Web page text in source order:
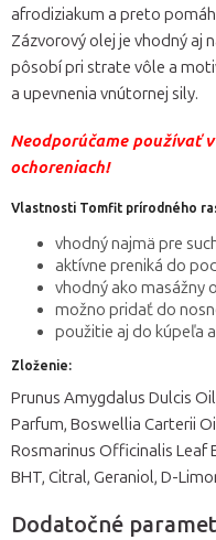
afrodiziakum a preto
Zázvorový olej je vhodný aj
pôsobí pri strate vôle a
a upevnenia vnútornej sily.
Neodporúčame používať
ochoreniach!
Vlastnosti Tomfit prírodného
vhodný najmä pre
aktívne preniká do
vhodný ako masážny
možno pridať do
použitie aj do kúpeľa
Zloženie:
Prunus Amygdalus Dulcis
Parfum, Boswellia Carterii
Rosmarinus Officinalis Leaf
BHT, Citral, Geraniol, D-
Dodatočné